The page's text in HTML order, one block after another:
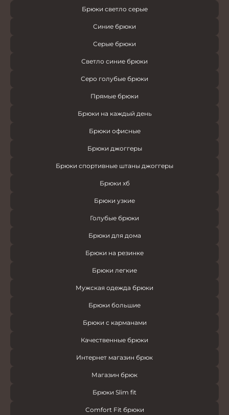
Брюки светло серые
Синие брюки
Серые брюки
Светло синие брюки
Серо голубые брюки
Прямые брюки
Брюки на каждый день
Брюки офисные
Брюки джоггеры
Брюки спортивные штаны джоггеры
Брюки хб
Брюки узкие
Голубые брюки
Брюки для дома
Брюки на резинке
Брюки легкие
Мужская одежда брюки
Брюки большие
Брюки с карманами
Качественные брюки
Интернет магазин брюк
Магазин брюк
Брюки Slim fit
Comfort Fit брюки